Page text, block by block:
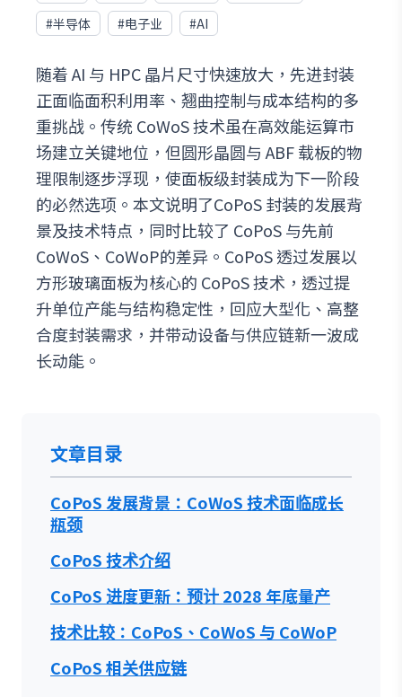
#半导体 #电子业 #AI
随着 AI 与 HPC 晶片尺寸快速放大，先进封装
正面临面积利用率、翘曲控制与成本结构的多
重挑战。传统 CoWoS 技术虽在高效能运算市
场建立关键地位，但圆形晶圆与 ABF 载板的物
理限制逐步浮现，使面板级封装成为下一阶段
的必然选项。本文说明了CoPoS 封装的发展背
景及技术特点，同时比较了 CoPoS 与先前
CoWoS、CoWoP的差异。CoPoS 透过发展以
方形玻璃面板为核心的 CoPoS 技术，透过提
升单位产能与结构稳定性，回应大型化、高整
合度封装需求，并带动设备与供应链新一波成
长动能。
文章目录
CoPoS 发展背景：CoWoS 技术面临成长
瓶颈
CoPoS 技术介绍
CoPoS 进度更新：预计 2028 年底量产
技术比较：CoPoS、CoWoS 与 CoWoP
CoPoS 相关供应链